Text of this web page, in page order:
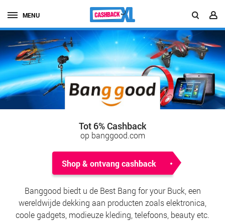
MENU
Tot 6% Cashback
op banggood.com
Shop & ontvang cashback
Banggood biedt u de Best Bang for your Buck, een
wereldwijde dekking aan producten zoals elektronica,
coole gadgets, modieuze kleding, telefoons, beauty etc.